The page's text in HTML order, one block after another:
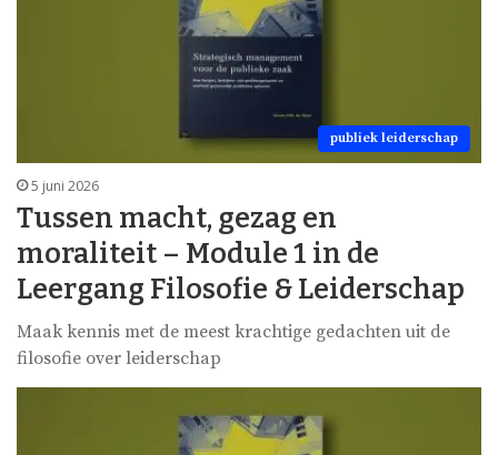
publiek leiderschap
5 juni 2026
Tussen macht, gezag en
moraliteit – Module 1 in de
Leergang Filosofie & Leiderschap
Maak kennis met de meest krachtige gedachten uit de
filosofie over leiderschap